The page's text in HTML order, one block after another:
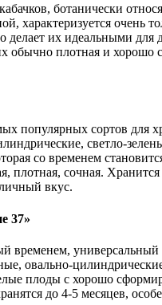
ботанически
характеризуется очень
делает их идеальными для
обычно плотная и хорошо
популярных сортов для
светло-
со временем
плотная, сочная. Хранится
вкус.
37»
временем, универсальный
овально-
плоды с хорошо
до 4-5 месяцев,